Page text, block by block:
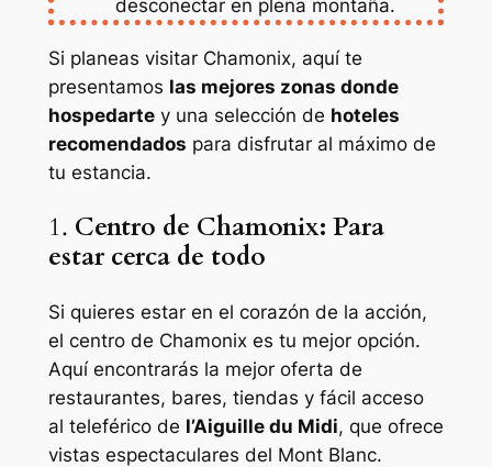
desconectar en plena montaña.
Si planeas visitar Chamonix, aquí te
presentamos las mejores zonas donde
hospedartey una selección de hoteles
recomendados para disfrutar al máximo de
tu estancia.
1. Centro de Chamonix: Para
estar cerca de todo
Si quieres estar en el corazón de la acción,
el centro de Chamonix es tu mejor opción.
Aquí encontrarás la mejor oferta de
restaurantes, bares, tiendas y fácil acceso
al teleférico de l’Aiguille du Midi, que ofrece
vistas espectaculares del Mont Blanc.